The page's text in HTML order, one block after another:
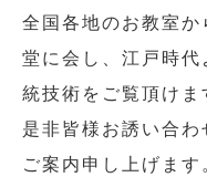
全国各地のお教室
堂に会し、江戸時
統技術をご覧頂けま
是非皆様お誘い合わ
ご案内申し上げます